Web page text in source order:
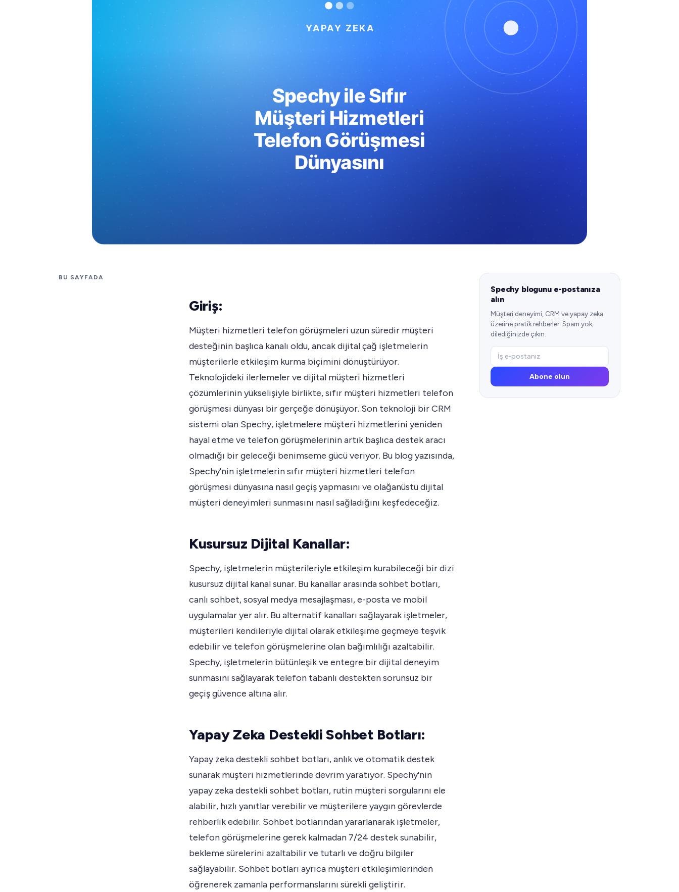
BU SAYFADA
Giriş:
Müşteri hizmetleri telefon görüşmeleri uzun süredir müşteri
desteğinin başlıca kanalı oldu, ancak dijital çağ işletmelerin
müşterilerle etkileşim kurma biçimini dönüştürüyor.
Teknolojideki ilerlemeler ve dijital müşteri hizmetleri
çözümlerinin yükselişiyle birlikte, sıfır müşteri hizmetleri telefon
görüşmesi dünyası bir gerçeğe dönüşüyor. Son teknoloji bir CRM
sistemi olan Spechy, işletmelere müşteri hizmetlerini yeniden
hayal etme ve telefon görüşmelerinin artık başlıca destek aracı
olmadığı bir geleceği benimseme gücü veriyor. Bu blog yazısında,
Spechy'nin işletmelerin sıfır müşteri hizmetleri telefon
görüşmesi dünyasına nasıl geçiş yapmasını ve olağanüstü dijital
müşteri deneyimleri sunmasını nasıl sağladığını keşfedeceğiz.
Kusursuz Dijital Kanallar:
Spechy, işletmelerin müşterileriyle etkileşim kurabileceği bir dizi
kusursuz dijital kanal sunar. Bu kanallar arasında sohbet botları,
canlı sohbet, sosyal medya mesajlaşması, e-posta ve mobil
uygulamalar yer alır. Bu alternatif kanalları sağlayarak işletmeler,
müşterileri kendileriyle dijital olarak etkileşime geçmeye teşvik
edebilir ve telefon görüşmelerine olan bağımlılığı azaltabilir.
Spechy, işletmelerin bütünleşik ve entegre bir dijital deneyim
sunmasını sağlayarak telefon tabanlı destekten sorunsuz bir
geçiş güvence altına alır.
Yapay Zeka Destekli Sohbet Botları:
Yapay zeka destekli sohbet botları, anlık ve otomatik destek
sunarak müşteri hizmetlerinde devrim yaratıyor. Spechy'nin
yapay zeka destekli sohbet botları, rutin müşteri sorgularını ele
alabilir, hızlı yanıtlar verebilir ve müşterilere yaygın görevlerde
rehberlik edebilir. Sohbet botlarından yararlanarak işletmeler,
telefon görüşmelerine gerek kalmadan 7/24 destek sunabilir,
bekleme sürelerini azaltabilir ve tutarlı ve doğru bilgiler
sağlayabilir. Sohbet botları ayrıca müşteri etkileşimlerinden
öğrenerek zamanla performanslarını sürekli geliştirir.
Spechy blogunu e-postanıza
alın
Müşteri deneyimi, CRM ve yapay zeka
üzerine pratik rehberler. Spam yok,
dilediğinizde çıkın.
Abone olun